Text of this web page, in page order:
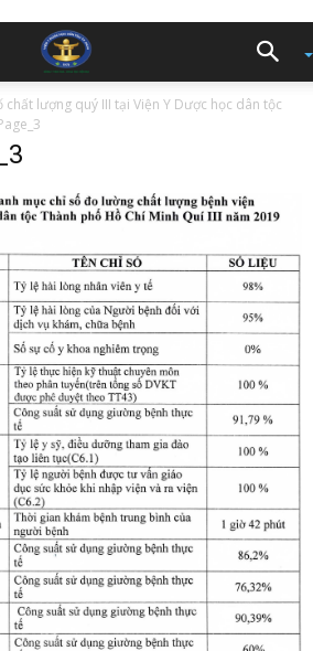
chất lượng quý III tại Viện Y Dược học dân tộc